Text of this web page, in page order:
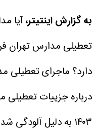
به گزارش اینتیتر،آیا
دارد؟ ماجرای
۱۴۰۳ به دلیل آلودگی شدید هوا در این مطلب بخوانید.